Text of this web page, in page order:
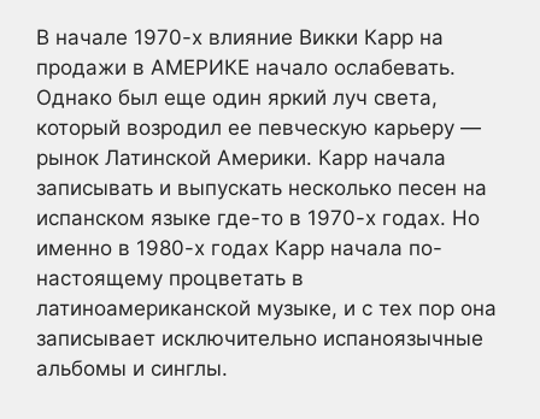
В начале 1970-х влияние Викки Карр на
продажи в АМЕРИКЕ начало ослабевать.
Однако был еще один яркий луч света,
который возродил ее певческую карьеру —
рынок Латинской Америки. Карр начала
записывать и выпускать несколько песен на
испанском языке где-то в 1970-х годах. Но
именно в 1980-х годах Карр начала по-
настоящему процветать в
латиноамериканской музыке, и с тех пор она
записывает исключительно испаноязычные
альбомы и синглы.